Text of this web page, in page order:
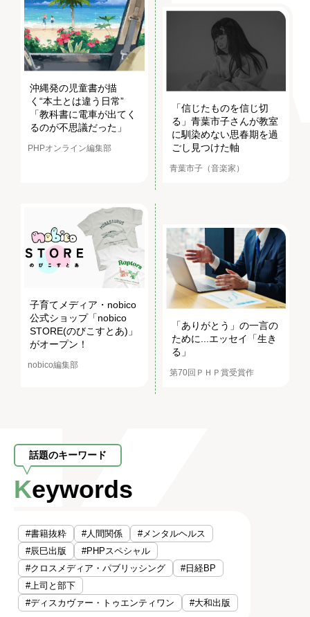
沖縄発の児童書が描
く“本土とは違う日常”
「教科書に電車が出てく
るのが不思議だった」
PHPオンライン編集部
「信じたものを信じ切
る」青葉市子さんが教室
に馴染めない思春期を過
ごし見つけた軸
青葉市子（音楽家）
子育てメディア・nobico
公式ショップ「nobico
STORE(のびこすとあ)」
がオープン！
nobico編集部
「ありがとう」の一言の
ために...エッセイ「生き
る」
第70回ＰＨＰ賞受賞作
話題のキーワード
Keywords
#書籍抜粋 #人間関係
#メンタルヘルス
#辰巳出版
#PHPスペシャル
#クロスメディア・パブリッシング
#日経BP
#上司と部下
#ディスカヴァー・トゥエンティワン
#大和出版